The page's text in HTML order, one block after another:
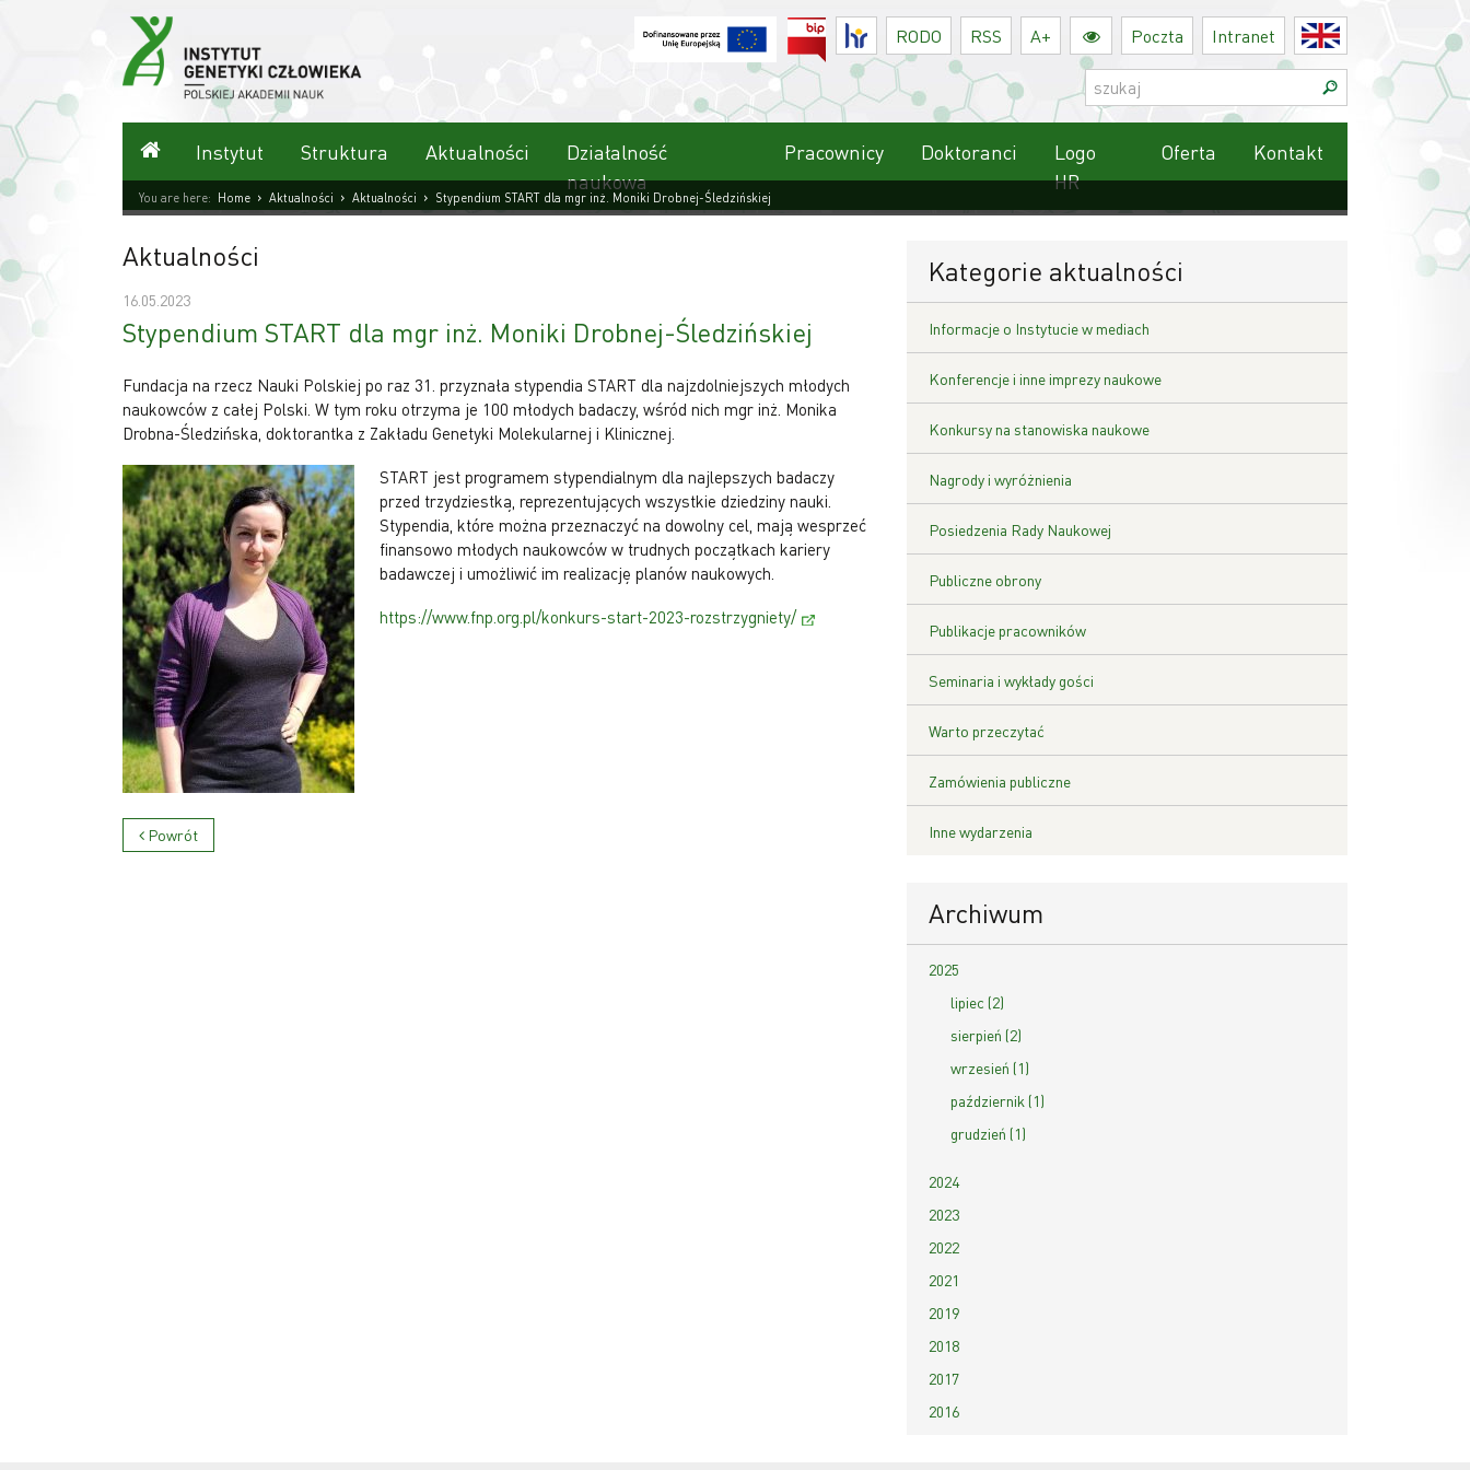
BIP HRRODO RSS A+ Poczta Intranet
Szukaj:
Strona główna
Instytut Struktura Aktualności
Działalność
naukowa
Pracownicy Doktoranci
Logo
HR
Oferta Kontakt
You are here: Home › Aktualności › Aktualności › Stypendium START dla mgr inż. Moniki Drobnej-Śledzińskiej
Aktualności
16.05.2023
Stypendium START dla mgr inż. Moniki Drobnej-Śledzińskiej
Fundacja na rzecz Nauki Polskiej po raz 31. przyznała stypendia START dla najzdolniejszych młodych
naukowców z całej Polski. W tym roku otrzyma je 100 młodych badaczy, wśród nich mgr inż. Monika
Drobna-Śledzińska, doktorantka z Zakładu Genetyki Molekularnej i Klinicznej.
START jest programem stypendialnym dla najlepszych badaczy
przed trzydziestką, reprezentujących wszystkie dziedziny nauki.
Stypendia, które można przeznaczyć na dowolny cel, mają wesprzeć
finansowo młodych naukowców w trudnych początkach kariery
badawczej i umożliwić im realizację planów naukowych.
https://www.fnp.org.pl/konkurs-start-2023-rozstrzygniety/
Powrót
Kategorie aktualności
Informacje o Instytucie w mediach
Konferencje i inne imprezy naukowe
Konkursy na stanowiska naukowe
Nagrody i wyróżnienia
Posiedzenia Rady Naukowej
Publiczne obrony
Publikacje pracowników
Seminaria i wykłady gości
Warto przeczytać
Zamówienia publiczne
Inne wydarzenia
Archiwum
2025
lipiec (2)
sierpień (2)
wrzesień (1)
październik (1)
grudzień (1)
2024
2023
2022
2021
2019
2018
2017
2016